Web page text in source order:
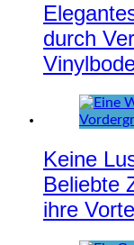
durch
Keine
Beliebte
ihre